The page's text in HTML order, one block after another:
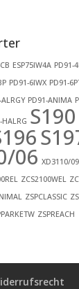
ESP75IW4A PD91-
PD91-6IWX PD91-
PD91-ANIMA
HALRG S190
06 XD3110/09
ZCS2100WEL
ZSPCLASSIC
ZSPREACH